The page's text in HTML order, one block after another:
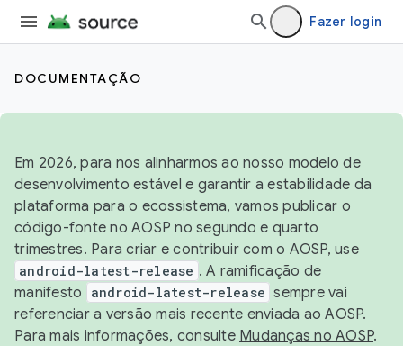
Fazer login
DOCUMENTAÇÃO
Em 2026, para nos alinharmos ao nosso modelo de
desenvolvimento estável e garantir a estabilidade da
plataforma para o ecossistema, vamos publicar o
código-fonte no AOSP no segundo e quarto
trimestres. Para criar e contribuir com o AOSP, use
android-latest-release . A ramificação de
manifesto
android-latest-release sempre vai
referenciar a versão mais recente enviada ao AOSP.
Para mais informações, consulte Mudanças no AOSP.